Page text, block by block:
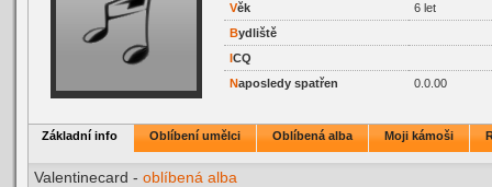
Věk
6 let
Bydliště
ICQ
Naposledy spatřen 0.0.00
Základní info Oblíbení umělci Oblíbená alba Moji kámoši
Valentinecard - oblíbená alba